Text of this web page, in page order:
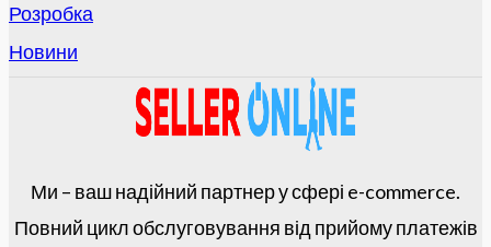
Розробка
Новини
Ми – ваш надійний партнер у сфері e-commerce.
Повний цикл обслуговування від прийому платежів